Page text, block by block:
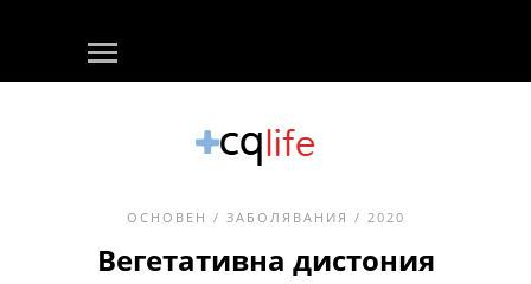
ОСНОВЕН / ЗАБОЛЯВАНИЯ / 2020
Вегетативна дистония